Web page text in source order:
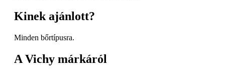
Kinek ajánlott?
Minden bőrtípusra.
A Vichy márkáról